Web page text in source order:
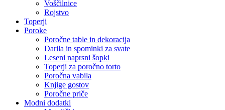
Voščilnice
Rojstvo
Toperji
Poroke
Poročne table in dekoracija
Darila in spominki za svate
Leseni naprsni šopki
Toperji za poročno torto
Poročna vabila
Knjige gostov
Poročne priče
Modni dodatki